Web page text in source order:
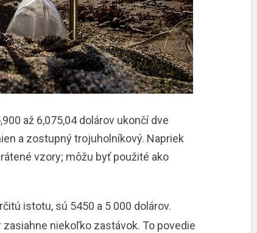
až 6,075,04 dolárov ukončí dve
a zostupný trojuholníkový. Napriek
vzory; môžu byť použité ako
istotu, sú 5450 a 5 000 dolárov.
niekoľko zastávok. To povedie